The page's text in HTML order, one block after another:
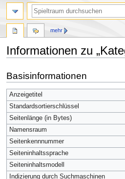
Informationen zu
Navigation
springen
Suche
springen
Basisinformationen
Anzeigetitel
Standardsortierschlüssel
Seitenlänge (in Bytes)
Namensraum
Seitenkennnummer
Seiteninhaltssprache
Seiteninhaltsmodell
Indizierung durch Suchmaschinen
mehr